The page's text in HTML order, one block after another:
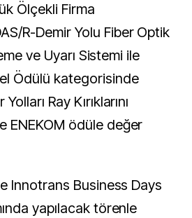
Ölçekli Firma
R-Demir Yolu Fiber Optik
ve Uyarı Sistemi ile
Ödülü kategorisinde
Ray Kırıklarını
ENEKOM ödüle değer
Innotrans Business Days
yapılacak törenle